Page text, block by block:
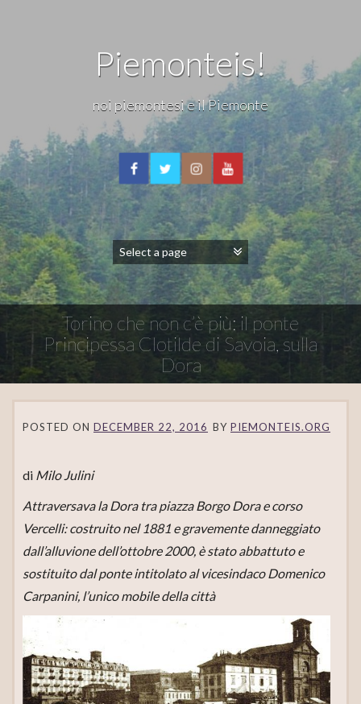
Piemonteis!
noi piemontesi e il Piemonte
Torino che non c’è più: il ponte
Principessa Clotilde di Savoia, sulla
Dora
POSTED ON DECEMBER 22, 2016 BY PIEMONTEIS.ORG
di Milo Julini
Attraversava la Dora tra piazza Borgo Dora e corso
Vercelli: costruito nel 1881 e gravemente danneggiato
dall’alluvione dell’ottobre 2000, è stato abbattuto e
sostituito dal ponte intitolato al vicesindaco Domenico
Carpanini, l’unico mobile della città